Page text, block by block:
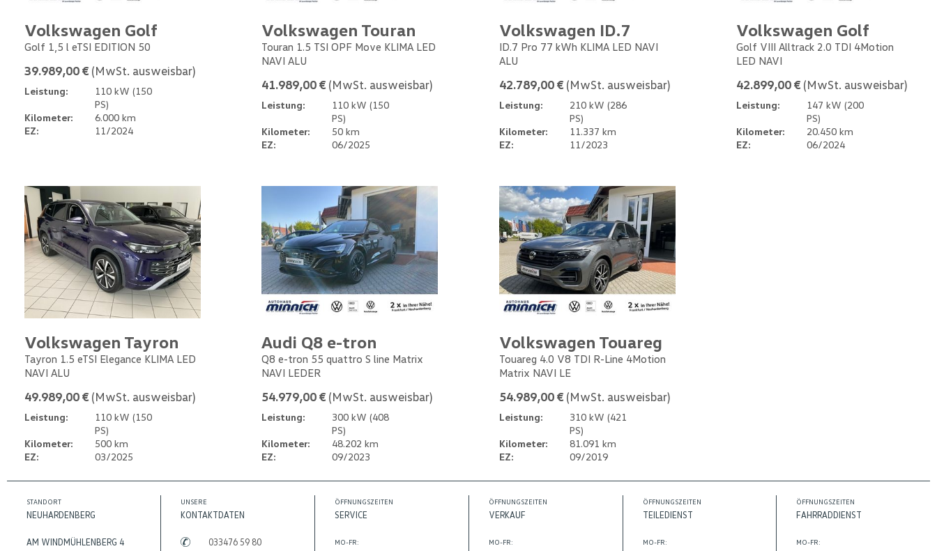
Volkswagen Golf
Golf 1,5 l eTSI EDITION 50
39.989,00 € (MwSt. ausweisbar)
Leistung:
110 kW (150
PS)
Kilometer:
6.000 km
EZ:
11/2024
Volkswagen Touran
Touran 1.5 TSI OPF Move KLIMA LED
NAVI ALU
41.989,00 € (MwSt. ausweisbar)
Leistung:
110 kW (150
PS)
Kilometer:
50 km
EZ:
06/2025
Volkswagen ID.7
ID.7 Pro 77 kWh KLIMA LED NAVI
ALU
42.789,00 € (MwSt. ausweisbar)
Leistung:
210 kW (286
PS)
Kilometer:
11.337 km
EZ:
11/2023
Volkswagen Golf
Golf VIII Alltrack 2.0 TDI 4Motion
LED NAVI
42.899,00 € (MwSt. ausweisbar)
Leistung:
147 kW (200
PS)
Kilometer:
20.450 km
EZ:
06/2024
Volkswagen Tayron
Tayron 1.5 eTSI Elegance KLIMA LED
NAVI ALU
49.989,00 € (MwSt. ausweisbar)
Leistung:
110 kW (150
PS)
Kilometer:
500 km
EZ:
03/2025
Audi Q8 e-tron
Q8 e-tron 55 quattro S line Matrix
NAVI LEDER
54.979,00 € (MwSt. ausweisbar)
Leistung:
300 kW (408
PS)
Kilometer:
48.202 km
EZ:
09/2023
Volkswagen Touareg
Touareg 4.0 V8 TDI R-Line 4Motion
Matrix NAVI LE
54.989,00 € (MwSt. ausweisbar)
Leistung:
310 kW (421
PS)
Kilometer:
81.091 km
EZ:
09/2019
STANDORT
NEUHARDENBERG
AM WINDMÜHLENBERG 4
UNSERE
KONTAKTDATEN
033476 59 80
ÖFFNUNGSZEITEN
SERVICE
MO-FR:
ÖFFNUNGSZEITEN
VERKAUF
MO-FR:
ÖFFNUNGSZEITEN
TEILEDIENST
MO-FR:
ÖFFNUNGSZEITEN
FAHRRADDIENST
MO-FR: